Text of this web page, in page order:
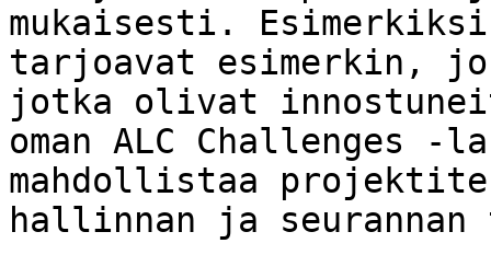
mukaisesti.
tarjoavat esimerkin,
jotka olivat
oman ALC Challenges -
mahdollistaa
hallinnan ja